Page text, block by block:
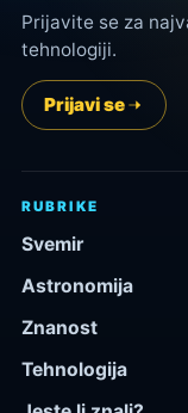
Prijavite se za
tehnologiji.
Prijavi se
RUBRIKE
Svemir
Astronomija
Znanost
Tehnologija